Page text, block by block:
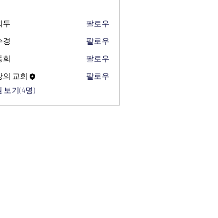
두
팔로우
경
팔로우
희
팔로우
의 교회
팔로우
보기(4명)